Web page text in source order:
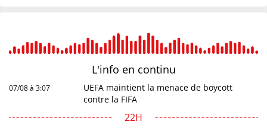
L'info en continu
07/08 à 3:07
UEFA maintient la menace de boycott
contre la FIFA
22H